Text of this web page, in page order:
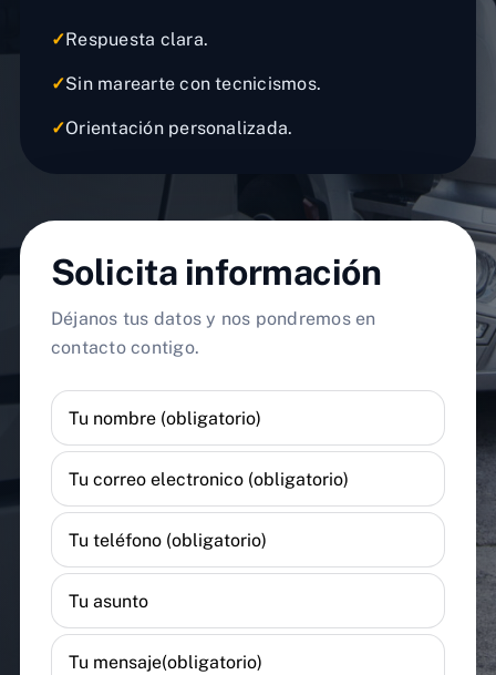
✓Respuesta clara.
✓Sin marearte con tecnicismos.
✓Orientación personalizada.
Solicita información
Déjanos tus datos y nos pondremos en
contacto contigo.